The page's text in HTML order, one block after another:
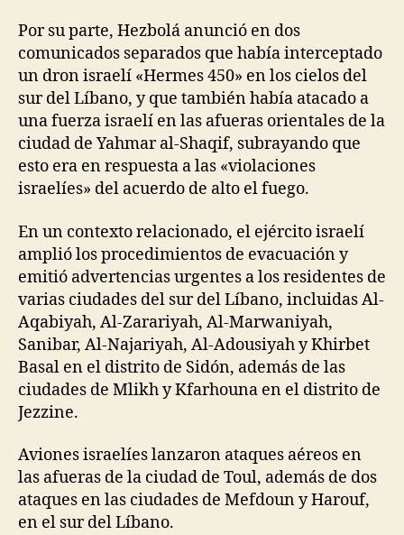
Por su parte, Hezbolá anunció en dos
comunicados separados que había interceptado
un dron israelí «Hermes 450» en los cielos del
sur del Líbano, y que también había atacado a
una fuerza israelí en las afueras orientales de la
ciudad de Yahmar al-Shaqif, subrayando que
esto era en respuesta a las «violaciones
israelíes» del acuerdo de alto el fuego.
En un contexto relacionado, el ejército israelí
amplió los procedimientos de evacuación y
emitió advertencias urgentes a los residentes de
varias ciudades del sur del Líbano, incluidas Al-
Aqabiyah, Al-Zarariyah, Al-Marwaniyah,
Sanibar, Al-Najariyah, Al-Adousiyah y Khirbet
Basal en el distrito de Sidón, además de las
ciudades de Mlikh y Kfarhouna en el distrito de
Jezzine.
Aviones israelíes lanzaron ataques aéreos en
las afueras de la ciudad de Toul, además de dos
ataques en las ciudades de Mefdoun y Harouf,
en el sur del Líbano.